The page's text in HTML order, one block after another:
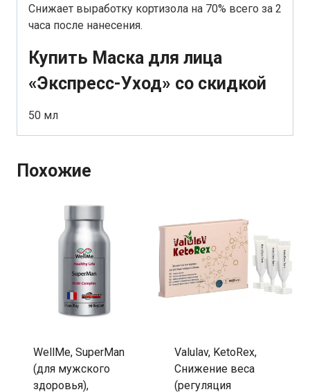
Снижает выработку кортизола на 70% всего за 2
часа после нанесения.
Купить Маска для лица
«Экспресс-Уход» со скидкой
50 мл
Похожие
WellMe, SuperMan
(для мужского
здоровья),
Valulav, KetoRex,
Снижение веса
(регуляция